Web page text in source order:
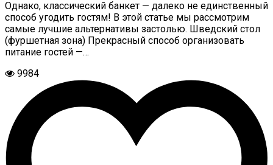
Однако, классический банкет — далеко не единственный
способ угодить гостям! В этой статье мы рассмотрим
самые лучшие альтернативы застолью. Шведский стол
(фуршетная зона) Прекрасный способ организовать
питание гостей —…
9984